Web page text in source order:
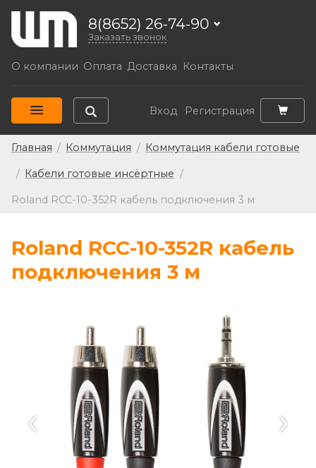
8(8652) 26-74-90
Заказать звонок
О компании Оплата Доставка Контакты
Вход Регистрация
Главная / Коммутация / Коммутация кабели готовые
/ Кабели готовые инсёртные /
Roland RCC-10-352R кабель подключения 3 м
Roland RCC-10-352R кабель
подключения 3 м
‹ ›